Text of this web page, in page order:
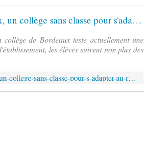
Le Journal du week-end - À Bordeaux, un collège sans classe pour s'adapter au rythme de chacun
de Bordeaux teste actuellement une
les élèves suivent non plus des
http://lci.tf1.fr/jt-we/videos/2016/a-bordeaux-un-college-sans-classe-pour-s-adapter-au-rythme-de-chacun-8717619.html